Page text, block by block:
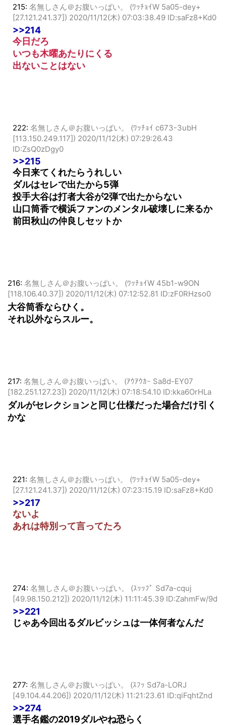
215: 名無しさん＠お腹いっぱい。 (ﾜｯﾁｮｲW 5a05-dey+
[27.121.241.37]) 2020/11/12(木) 07:03:38.49 ID:saFz8+Kd0
>>214
今日だろ
いつも木曜あたりにくる
出ないことはない
222: 名無しさん＠お腹いっぱい。 (ﾜｯﾁｮｲ c673-3ubH
[113.150.249.117]) 2020/11/12(木) 07:29:26.43
ID:ZsQ0zDgy0
>>215
今日来てくれたらうれしい
ダルはセレで出たから5弾
投手大谷は打者大谷が2弾で出たからない
山口筒香で横浜ファンのメンタル破壊しに来るか
前田秋山の仲良しセットか
216: 名無しさん＠お腹いっぱい。 (ﾜｯﾁｮｲW 45b1-w9ON
[118.106.40.37]) 2020/11/12(木) 07:12:52.81 ID:zF0RHzso0
大谷筒香ならひく。
それ以外ならスルー。
217: 名無しさん＠お腹いっぱい。 (ｱｳｱｳｶｰ Sa8d-EY07
[182.251.127.23]) 2020/11/12(木) 07:18:54.10 ID:kka6OrHLa
ダルがセレクションと同じ仕様だった場合だけ引く
かな
221: 名無しさん＠お腹いっぱい。 (ﾜｯﾁｮｲW 5a05-dey+
[27.121.241.37]) 2020/11/12(木) 07:23:15.19 ID:saFz8+Kd0
>>217
ないよ
あれは特別って言ってたろ
274: 名無しさん＠お腹いっぱい。 (ｽｯｯﾌﾟ Sd7a-cquj
[49.98.150.212]) 2020/11/12(木) 11:11:45.39 ID:ZahmFw/9d
>>221
じゃあ今回出るダルビッシュは一体何者なんだ
277: 名無しさん＠お腹いっぱい。 (ｽﾌｯ Sd7a-LORJ
[49.104.44.206]) 2020/11/12(木) 11:21:23.61 ID:qiFqhtZnd
>>274
選手名鑑の2019ダルやね恐らく